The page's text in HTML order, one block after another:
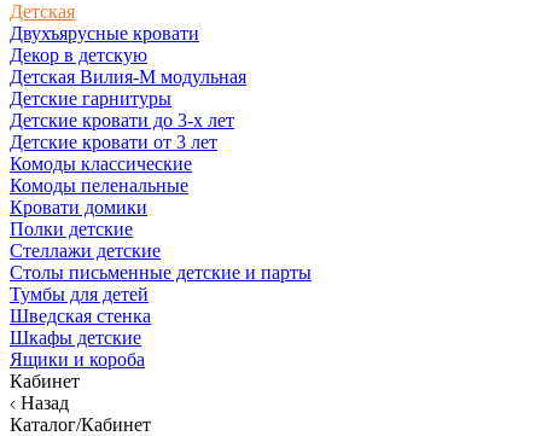
Детская
Двухъярусные кровати
Декор в детскую
Детская Вилия-М модульная
Детские гарнитуры
Детские кровати до 3-х лет
Детские кровати от 3 лет
Комоды классические
Комоды пеленальные
Кровати домики
Полки детские
Стеллажи детские
Столы письменные детские и парты
Тумбы для детей
Шведская стенка
Шкафы детские
Ящики и короба
Кабинет
Назад
Каталог/Кабинет